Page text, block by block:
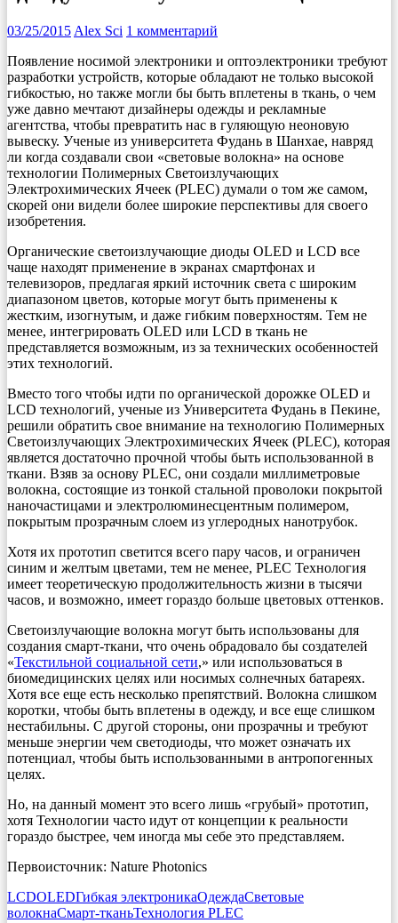
03/25/2015 Alex Sci 1 комментарий
Появление носимой электроники и оптоэлектроники требуют
разработки устройств, которые обладают не только высокой
гибкостью, но также могли бы быть вплетены в ткань, о чем
уже давно мечтают дизайнеры одежды и рекламные
агентства, чтобы превратить нас в гуляющую неоновую
вывеску. Ученые из университета Фудань в Шанхае, навряд
ли когда создавали свои «световые волокна» на основе
технологии Полимерных Светоизлучающих
Электрохимических Ячеек (PLEC) думали о том же самом,
скорей они видели более широкие перспективы для своего
изобретения.
Органические светоизлучающие диоды OLED и LCD все
чаще находят применение в экранах смартфонах и
телевизоров, предлагая яркий источник света с широким
диапазоном цветов, которые могут быть применены к
жестким, изогнутым, и даже гибким поверхностям. Тем не
менее, интегрировать OLED или LCD в ткань не
представляется возможным, из за технических особенностей
этих технологий.
Вместо того чтобы идти по органической дорожке OLED и
LCD технологий, ученые из Университета Фудань в Пекине,
решили обратить свое внимание на технологию Полимерных
Светоизлучающих Электрохимических Ячеек (PLEC), которая
является достаточно прочной чтобы быть использованной в
ткани. Взяв за основу PLEC, они создали миллиметровые
волокна, состоящие из тонкой стальной проволоки покрытой
наночастицами и электролюминесцентным полимером,
покрытым прозрачным слоем из углеродных нанотрубок.
Хотя их прототип светится всего пару часов, и ограничен
синим и желтым цветами, тем не менее, PLEC Технология
имеет теоретическую продолжительность жизни в тысячи
часов, и возможно, имеет гораздо больше цветовых оттенков.
Светоизлучающие волокна могут быть использованы для
создания смарт-ткани, что очень обрадовало бы создателей
«Текстильной социальной сети,» или использоваться в
биомедицинских целях или носимых солнечных батареях.
Хотя все еще есть несколько препятствий. Волокна слишком
коротки, чтобы быть вплетены в одежду, и все еще слишком
нестабильны. С другой стороны, они прозрачны и требуют
меньше энергии чем светодиоды, что может означать их
потенциал, чтобы быть использованными в антропогенных
целях.
Но, на данный момент это всего лишь «грубый» прототип,
хотя Технологии часто идут от концепции к реальности
гораздо быстрее, чем иногда мы себе это представляем.
Первоисточник: Nature Photonics
LCDOLEDГибкая электроникаОдеждаСветовые
волокнаСмарт-тканьТехнология PLEC